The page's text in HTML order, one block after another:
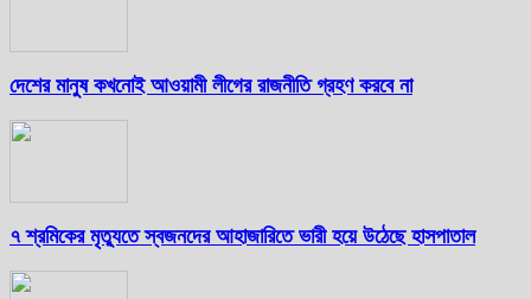
দেশের মানুষ কখনোই আওয়ামী লীগের রাজনীতি গ্রহণ করবে না
৭ শ্রমিকের মৃত্যুতে স্বজনদের আহাজারিতে ভারী হয়ে উঠেছে হাসপাতাল